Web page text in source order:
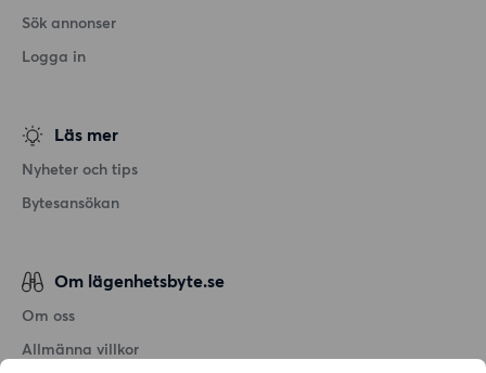
Sök annonser
Logga in
Läs mer
Nyheter och tips
Bytesansökan
Om lägenhetsbyte.se
Om oss
Allmänna villkor